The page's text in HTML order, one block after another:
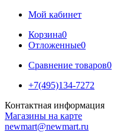
Мой кабинет
Корзина0
Отложенные0
Сравнение товаров0
+7(495)134-7272
Контактная информация
Магазины на карте
newmart@newmart.ru